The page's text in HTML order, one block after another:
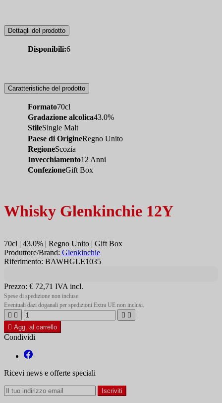
Dettagli del prodotto
Disponibili:6
Caratteristiche del prodotto
Formato70cl
Gradazione alcolica43.0%
StileSingle Malt
Paese di OrigineRegno Unito
RegioneScozia
Invecchiamento12 Anni
ConfezioneGift Box
Whisky Glenkinchie 12Y
70cl | 43.0% | Regno Unito | Gift Box
Produttore/Brand: Glenkinchie
Riferimento: BAWHGLE1035
Prezzo: € 72,71 IVA incl.
Spese di spedizione non incluse.
Eventuali dazi doganali per spedizioni Extra UE non inclusi.
   
 Agg. al carrello
Condividi
Ricevi news e offerte speciali